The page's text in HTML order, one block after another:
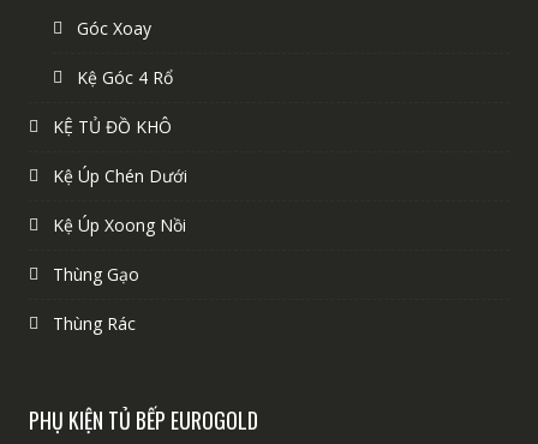
Góc Xoay
Kệ Góc 4 Rổ
KỆ TỦ ĐỒ KHÔ
Kệ Úp Chén Dưới
Kệ Úp Xoong Nồi
Thùng Gạo
Thùng Rác
PHỤ KIỆN TỦ BẾP EUROGOLD